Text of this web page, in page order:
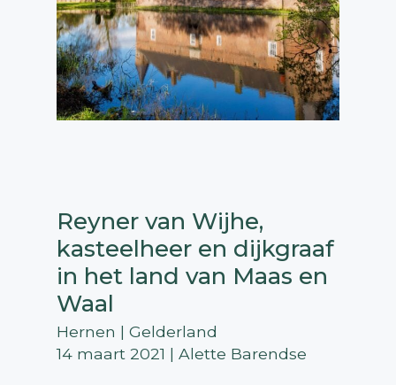
Reyner van Wijhe,
kasteelheer en dijkgraaf
in het land van Maas en
Waal
Hernen | Gelderland
14 maart 2021 | Alette Barendse